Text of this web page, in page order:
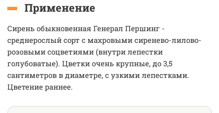
Применение
Сирень обыкновенная Генерал Першинг -
среднерослый сорт с махровыми сиренево-лилово-
розовыми соцветиями (внутри лепестки
голубоватые). Цветки очень крупные, до 3,5
сантиметров в диаметре, с узкими лепестками.
Цветение раннее.